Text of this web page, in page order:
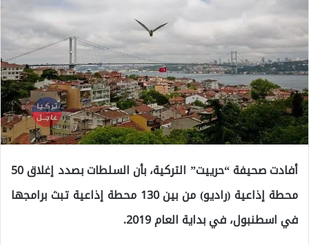
أفادت صحيفة “حرييت” التركية، بأن السلطات بصدد إغلاق 50
محطة إذاعية (راديو) من بين 130 محطة إذاعية تبث برامجها
في اسطنبول، في بداية العام 2019.